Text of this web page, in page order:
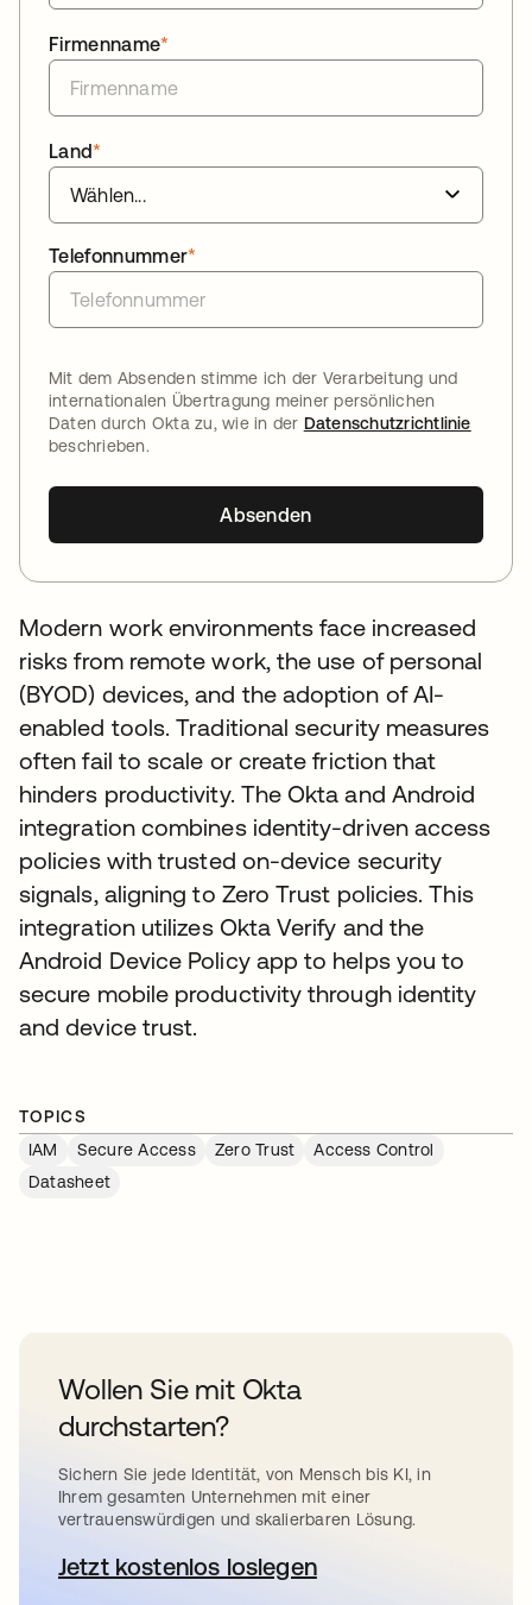
*
Firmenname
*
Land
*
Telefonnummer
Mit dem Absenden stimme ich der Verarbeitung und
internationalen Übertragung meiner persönlichen
Daten durch Okta zu, wie in der Datenschutzrichtlinie
beschrieben.
Absenden
Modern work environments face increased
risks from remote work, the use of personal
(BYOD) devices, and the adoption of AI-
enabled tools. Traditional security measures
often fail to scale or create friction that
hinders productivity. The Okta and Android
integration combines identity-driven access
policies with trusted on-device security
signals, aligning to Zero Trust policies. This
integration utilizes Okta Verify and the
Android Device Policy app to helps you to
secure mobile productivity through identity
and device trust.
TOPICS
IAM
Secure Access Zero Trust
Access Control
Datasheet
Wollen Sie mit Okta
durchstarten?
Sichern Sie jede Identität, von Mensch bis KI, in
Ihrem gesamten Unternehmen mit einer
vertrauenswürdigen und skalierbaren Lösung.
Jetzt kostenlos loslegen
wird in einer neuen